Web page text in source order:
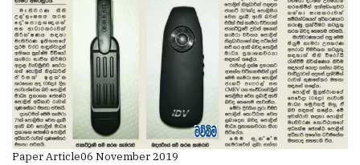
Paper Article06 November 2019